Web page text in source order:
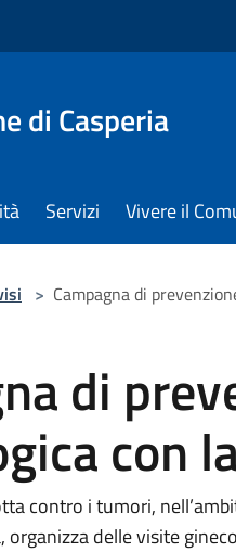
di Casperia
Servizi Vivere il
> Campagna di
di
con
contro i tumori,
organizza delle visite